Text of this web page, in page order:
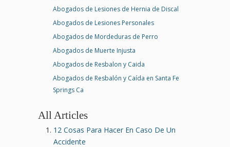
Abogados de Lesiones de Hernia de Discal
Abogados de Lesiones Personales
Abogados de Mordeduras de Perro
Abogados de Muerte Injusta
Abogados de Resbalon y Caida
Abogados de Resbalón y Caída en Santa Fe
Springs Ca
All Articles
12 Cosas Para Hacer En Caso De Un
Accidente